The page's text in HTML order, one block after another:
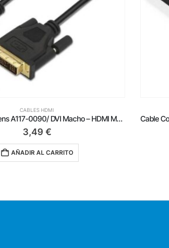
CABLES HDMI
Cable Conversor Aisens A115-0872 SVGA Macho – USB Macho/ Jack Macho – HDMI Hembra/ 20cm/ Negro
11,25€
AÑADIR AL CARRITO